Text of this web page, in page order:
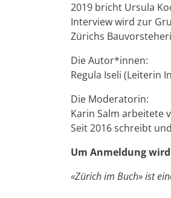
2019 bricht Ursula
Interview wird zur
Zürichs
Die Autor*innen:
Regula Iseli (Leiterin
Die Moderatorin:
Karin Salm arbeitete
Seit 2016 schreibt
Um Anmeldung
«Zürich im Buch» ist